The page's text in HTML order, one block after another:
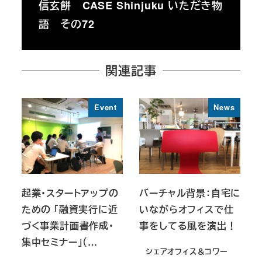
信玄餅 CASE Shinjuku いただき物
語 その72
関連記事
Event
起業・スタートアップの
ための 「融資実行に近
づく事業計画書作成・
集中セミナー」（…
News
バーチャル背景：自宅に
いながらオフィスで仕
事をしてる風を演出！
シェアオフィス＆コワー